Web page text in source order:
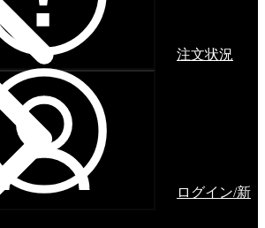
注文状況
ログイン/新